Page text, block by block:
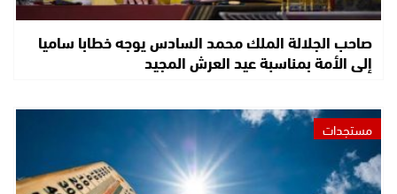
صاحب الجلالة الملك محمد السادس يوجه خطابا ساميا
إلى الأمة بمناسبة عيد العرش المجيد
مستجدات